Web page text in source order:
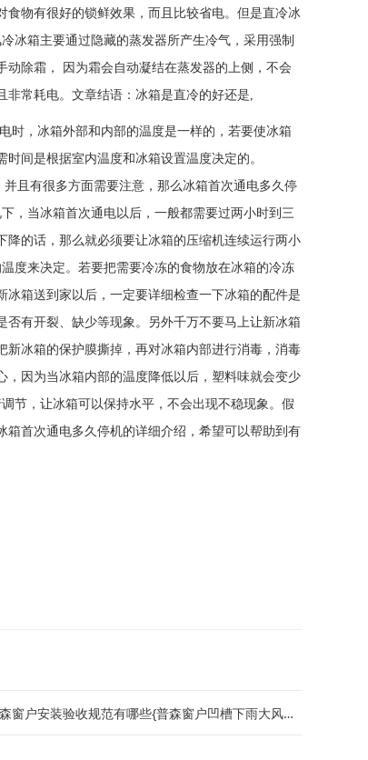
物有很好的锁鲜效果，而且比较省电。但是直冷冰
冰箱主要通过隐藏的蒸发器所产生冷气，采用强制
除霜， 因为霜会自动凝结在蒸发器的上侧，不会
常耗电。文章结语：冰箱是直冷的好还是,
时，冰箱外部和内部的温度是一样的，若要使冰箱
需时间是根据室内温度和冰箱设置温度决定的。
有很多方面需要注意，那么冰箱首次通电多久停
，当冰箱首次通电以后，一般都需要过两小时到三
的话，那么就必须要让冰箱的压缩机连续运行两小
度来决定。若要把需要冷冻的食物放在冰箱的冷冻
箱送到家以后，一定要详细检查一下冰箱的配件是
有开裂、缺少等现象。另外千万不要马上让新冰箱
冰箱的保护膜撕掉，再对冰箱内部进行消毒，消毒
因为当冰箱内部的温度降低以后，塑料味就会变少
节，让冰箱可以保持水平，不会出现不稳现象。假
首次通电多久停机的详细介绍，希望可以帮助到有
窗户安装验收规范有哪些{普森窗户凹槽下雨大风就漏水怎么回事